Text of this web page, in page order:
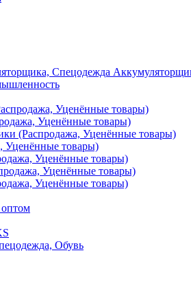
Спецодежда
Уценённые товары)
Уценённые товары)
(Распродажа, Уценённые товары)
Уценённые товары)
Уценённые товары)
Уценённые товары)
Уценённые товары)
Обувь